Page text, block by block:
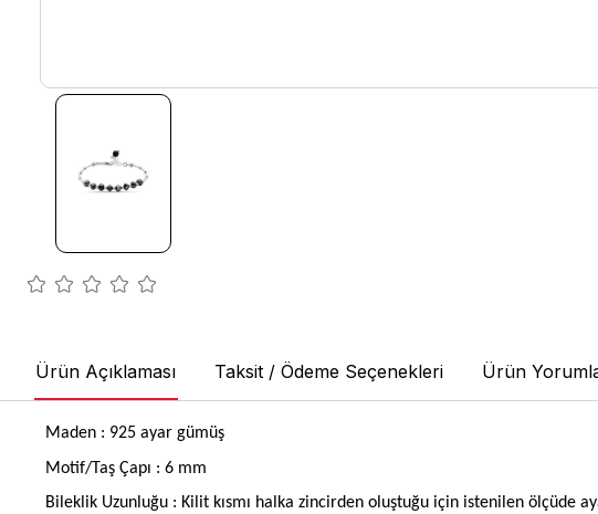
Ürün Açıklaması Taksit / Ödeme Seçenekleri Ürün
Maden : 925 ayar gümüş
Motif/Taş Çapı : 6 mm
Bileklik Uzunluğu : Kilit kısmı halka zincirden oluştuğu için istenilen ölçüde